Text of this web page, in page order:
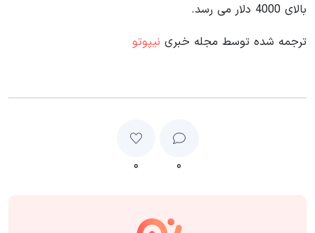
بالای 4000 دلار می رسد.
ترجمه شده توسط مجله خبری نیپوتو
۰ ۰